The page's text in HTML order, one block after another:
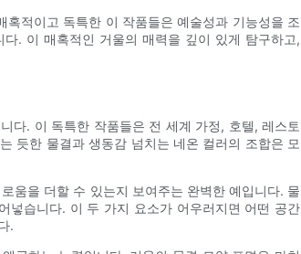
적이고 독특한 이 작품들은 예술성과 기능성을 조
. 이 매혹적인 거울의 매력을 깊이 있게 탐구하고,
다. 이 독특한 작품들은 전 세계 가정, 호텔, 레스토
듯한 물결과 생동감 넘치는 네온 컬러의 조합은 모
움을 더할 수 있는지 보여주는 완벽한 예입니다. 물
넣습니다. 이 두 가지 요소가 어우러지면 어떤 공간
.